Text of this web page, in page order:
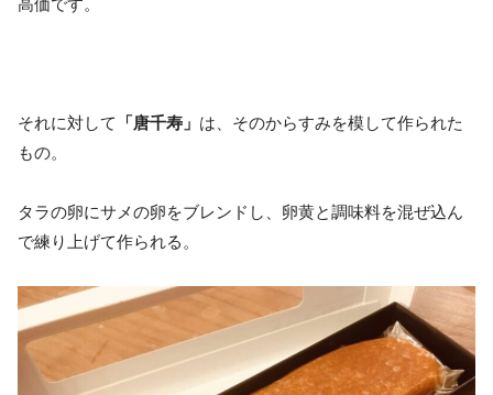
それに対して 「唐千寿」 は、そのからすみを模して作られた
もの。
タラの卵にサメの卵をブレンドし、卵黄と調味料を混ぜ込ん
で練り上げて作られる。